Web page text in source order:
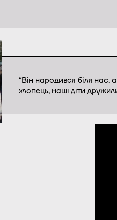
“Він народився біля нас,
хлопець, наші діти